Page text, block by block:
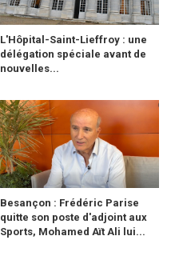
L'Hôpital-Saint-Lieffroy : une
délégation spéciale avant de
nouvelles...
Besançon : Frédéric Parise
quitte son poste d'adjoint aux
Sports, Mohamed Aït Ali lui...